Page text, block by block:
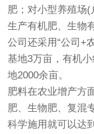
肥；对小型养殖场(
生产有机肥、生物
公司还采用“公司+
基地3万亩，有机
地2000余亩。
肥料在农业增产方
肥、生物肥、复混
科学施用就可以达